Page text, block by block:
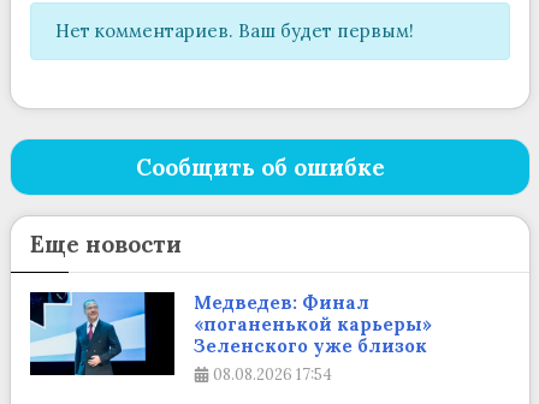
Нет комментариев. Ваш будет первым!
Сообщить об ошибке
Еще новости
Медведев: Финал
«поганенькой карьеры»
Зеленского уже близок
08.08.2026 17:54